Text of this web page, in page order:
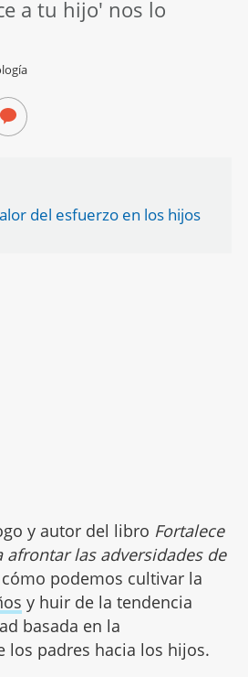
a tu hijo' nos lo
del esfuerzo en los hijos
y autor del libro Fortalece
afrontar las adversidades de
podemos cultivar la
y huir de la tendencia
basada en la
los padres hacia los hijos.